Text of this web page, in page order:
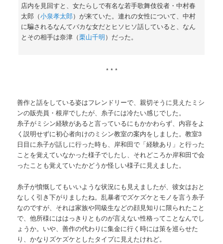
店内を見回すと、女たらしで有名な若手歌舞伎役者・中村春
太郎（小泉孝太郎）が来ていた。連れの女性について、中村
に騙されるなんてバカな女だとヒソヒソ話していると、なん
とその相手は奈津（栗山千明）だった。
* * *
善作と話をしている姿はフレンドリーで、親切そうに見えたミシ
ンの販売員・根岸でしたが、糸子には冷たい感じでした。
糸子がミシン経験があると言っているにもかかわらず、内容をよ
く説明せずに初心者向けのミシン教室の案内をしました。教室3
日目に糸子が話しに行った時も、岸和田で「経験あり」と行った
ことを覚えていなかった様子でしたし、それどころか岸和田で会
ったことも覚えていたかどうか怪しい様子に見えました。
糸子が憤慨してもいいような状況にも見えましたが、彼女はおと
なしく引き下がりましたね。乱暴者でズケズケとモノを言う糸子
なのですが、それは家族や同級生などの顔見知りに限られたこと
で、他所様にははっきりとものが言えない性格ってことなんでし
ょうか。いや、善作の代わりに集金に行く時には策を巡らせた
り、かなりズケズケとしたタイプに見えたけれど。